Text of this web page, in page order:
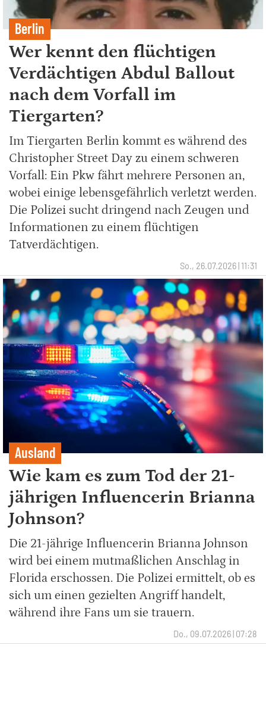
Berlin
Wer kennt den flüchtigen
Verdächtigen Abdul Ballout
nach dem Vorfall im
Tiergarten?
Im Tiergarten Berlin kommt es während des
Christopher Street Day zu einem schweren
Vorfall: Ein Pkw fährt mehrere Personen an,
wobei einige lebensgefährlich verletzt werden.
Die Polizei sucht dringend nach Zeugen und
Informationen zu einem flüchtigen
Tatverdächtigen.
So., 26.07.2026 | 11:31
Ausland
Wie kam es zum Tod der 21-
jährigen Influencerin Brianna
Johnson?
Die 21-jährige Influencerin Brianna Johnson
wird bei einem mutmaßlichen Anschlag in
Florida erschossen. Die Polizei ermittelt, ob es
sich um einen gezielten Angriff handelt,
während ihre Fans um sie trauern.
Do., 09.07.2026 | 07:28